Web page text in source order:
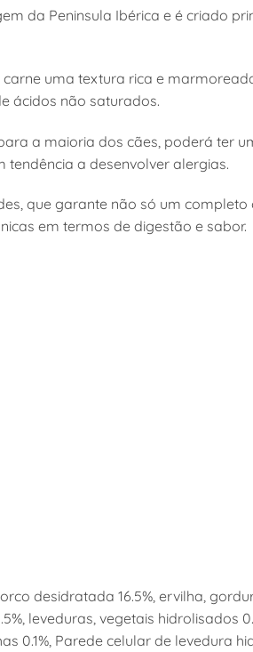
da Peninsula Ibérica e é criado
uma textura rica e
ácidos não saturados.
a maioria dos cães, poderá ter
tendência a desenvolver alergias.
que garante não só um completo
em termos de digestão e sabor.
desidratada 16.5%, ervilha,
leveduras, vegetais hidrolisados
0.1%, Parede celular de levedura